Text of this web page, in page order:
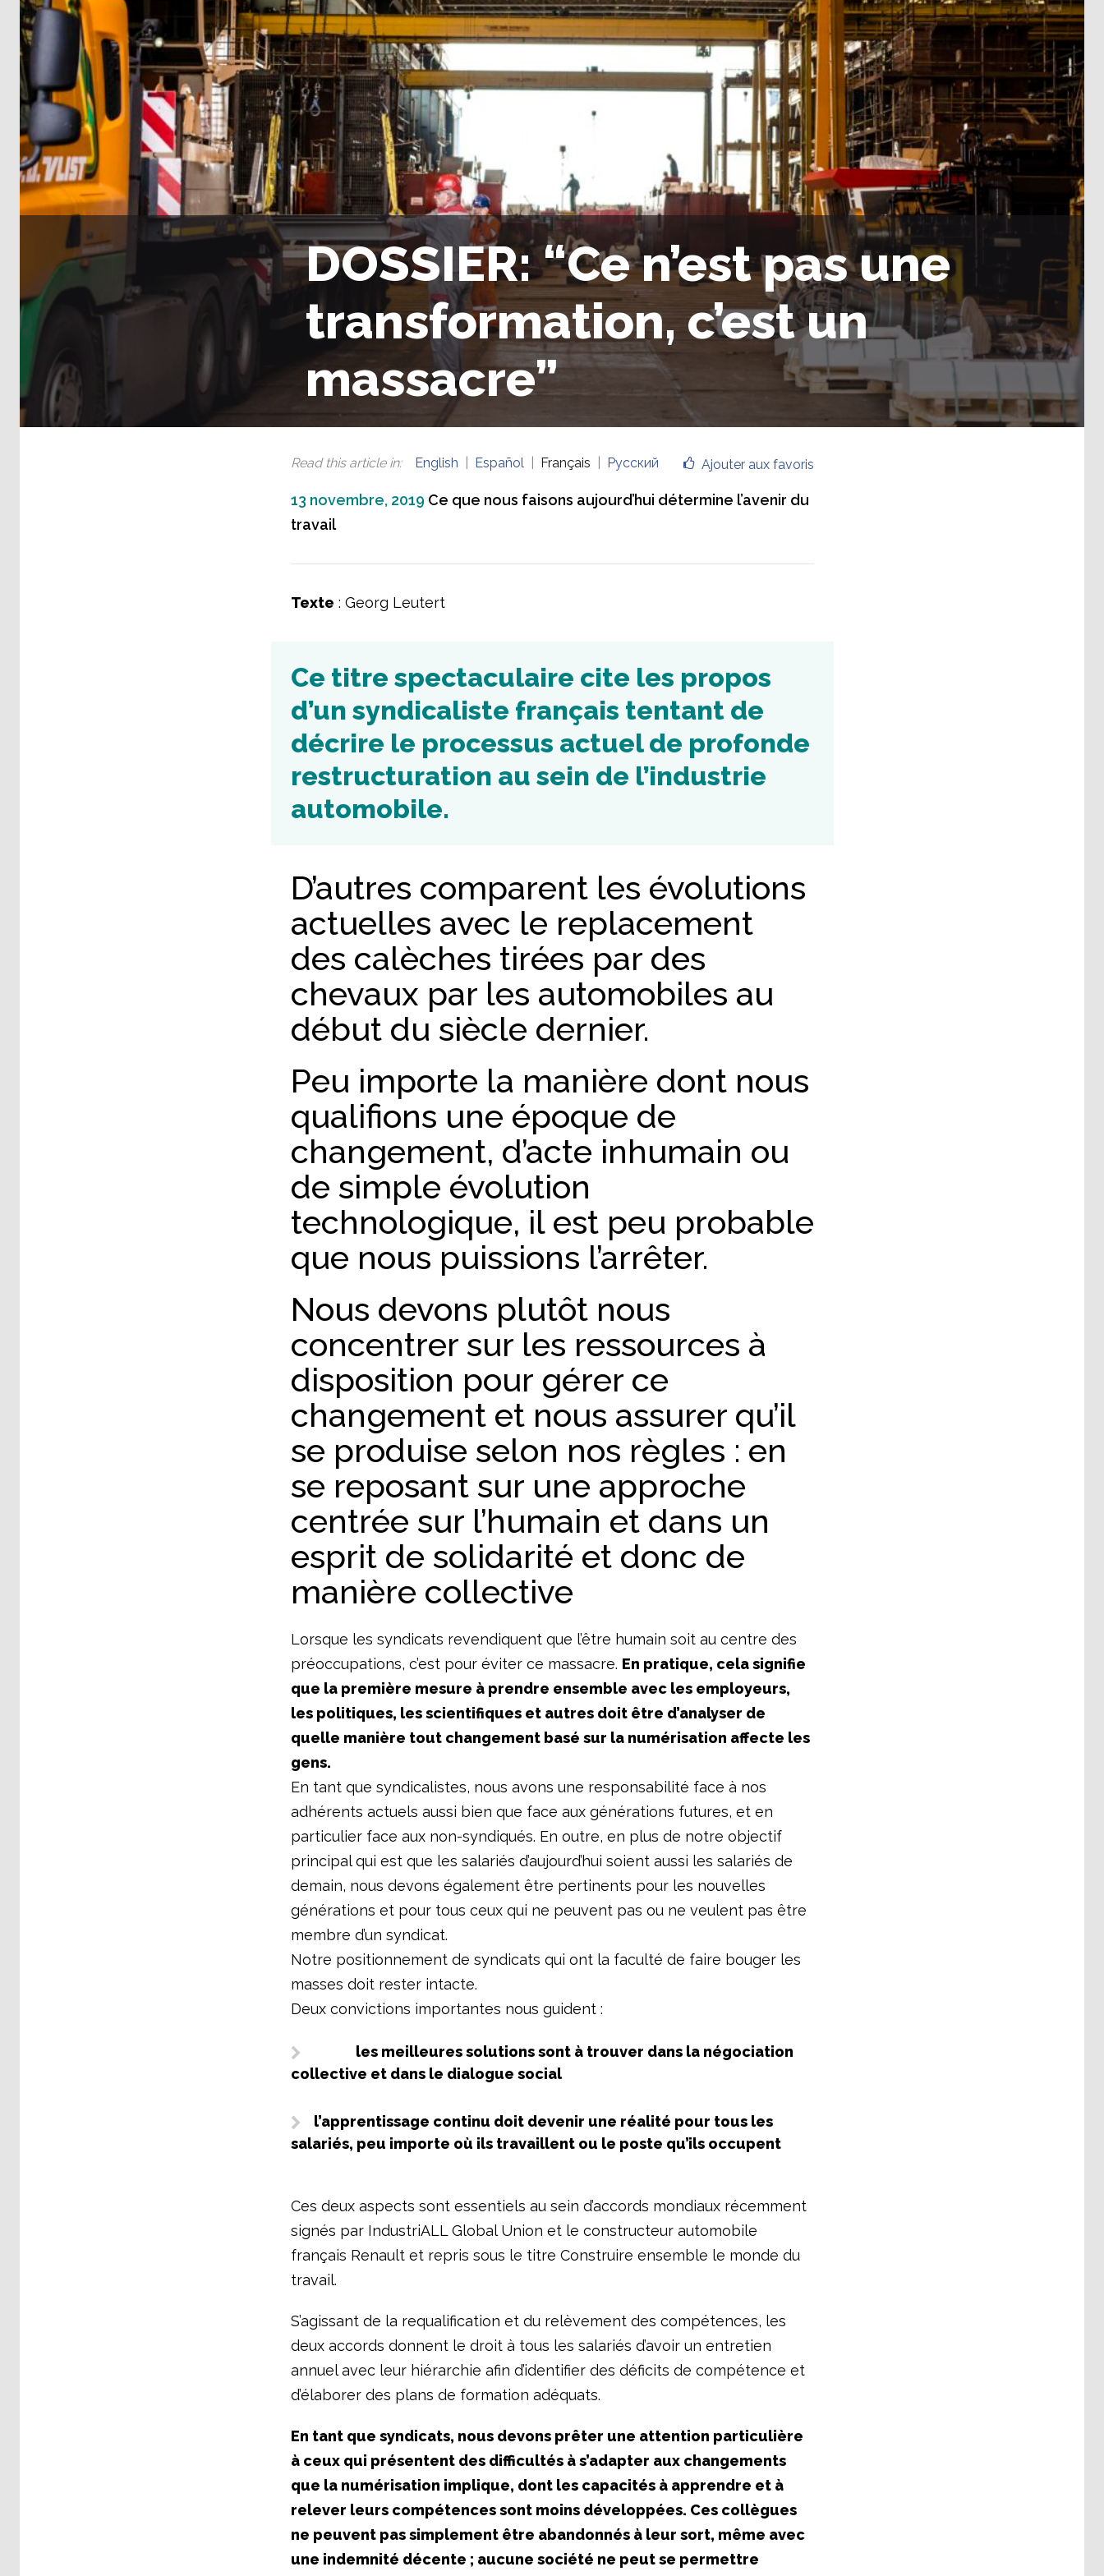
DOSSIER: “Ce n’est pas une
transformation, c’est un
massacre”
Ajouter aux favoris
Read this article in: English Español Français Русский
13 novembre, 2019 Ce que nous faisons aujourd’hui détermine l’avenir du
travail
Texte : Georg Leutert
Ce titre spectaculaire cite les propos
d’un syndicaliste français tentant de
décrire le processus actuel de profonde
restructuration au sein de l’industrie
automobile.
D’autres comparent les évolutions
actuelles avec le replacement
des calèches tirées par des
chevaux par les automobiles au
début du siècle dernier.
Peu importe la manière dont nous
qualifions une époque de
changement, d’acte inhumain ou
de simple évolution
technologique, il est peu probable
que nous puissions l’arrêter.
Nous devons plutôt nous
concentrer sur les ressources à
disposition pour gérer ce
changement et nous assurer qu’il
se produise selon nos règles : en
se reposant sur une approche
centrée sur l’humain et dans un
esprit de solidarité et donc de
manière collective
Lorsque les syndicats revendiquent que l’être humain soit au centre des
préoccupations, c’est pour éviter ce massacre. En pratique, cela signifie
que la première mesure à prendre ensemble avec les employeurs,
les politiques, les scientifiques et autres doit être d’analyser de
quelle manière tout changement basé sur la numérisation affecte les
gens.
En tant que syndicalistes, nous avons une responsabilité face à nos
adhérents actuels aussi bien que face aux générations futures, et en
particulier face aux non-syndiqués. En outre, en plus de notre objectif
principal qui est que les salariés d’aujourd’hui soient aussi les salariés de
demain, nous devons également être pertinents pour les nouvelles
générations et pour tous ceux qui ne peuvent pas ou ne veulent pas être
membre d’un syndicat.
Notre positionnement de syndicats qui ont la faculté de faire bouger les
masses doit rester intacte.
Deux convictions importantes nous guident :
les meilleures solutions sont à trouver dans la négociation
collective et dans le dialogue social
l’apprentissage continu doit devenir une réalité pour tous les
salariés, peu importe où ils travaillent ou le poste qu’ils occupent
Ces deux aspects sont essentiels au sein d’accords mondiaux récemment
signés par IndustriALL Global Union et le constructeur automobile
français Renault et repris sous le titre Construire ensemble le monde du
travail.
S’agissant de la requalification et du relèvement des compétences, les
deux accords donnent le droit à tous les salariés d’avoir un entretien
annuel avec leur hiérarchie afin d’identifier des déficits de compétence et
d’élaborer des plans de formation adéquats.
En tant que syndicats, nous devons prêter une attention particulière
à ceux qui présentent des difficultés à s’adapter aux changements
que la numérisation implique, dont les capacités à apprendre et à
relever leurs compétences sont moins développées. Ces collègues
ne peuvent pas simplement être abandonnés à leur sort, même avec
une indemnité décente ; aucune société ne peut se permettre